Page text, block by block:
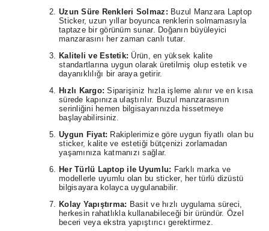
Uzun Süre Renkleri Solmaz: Buzul Manzara Laptop
Sticker, uzun yıllar boyunca renklerin solmamasıyla
taptaze bir görünüm sunar. Doğanın büyüleyici
manzarasını her zaman canlı tutar.
Kaliteli ve Estetik: Ürün, en yüksek kalite
standartlarına uygun olarak üretilmiş olup estetik ve
dayanıklılığı bir araya getirir.
Hızlı Kargo: Siparişiniz hızla işleme alınır ve en kısa
sürede kapınıza ulaştırılır. Buzul manzarasının
serinliğini hemen bilgisayarınızda hissetmeye
başlayabilirsiniz.
Uygun Fiyat: Rakiplerimize göre uygun fiyatlı olan bu
sticker, kalite ve estetiği bütçenizi zorlamadan
yaşamınıza katmanızı sağlar.
Her Türlü Laptop ile Uyumlu: Farklı marka ve
modellerle uyumlu olan bu sticker, her türlü dizüstü
bilgisayara kolayca uygulanabilir.
Kolay Yapıştırma: Basit ve hızlı uygulama süreci,
herkesin rahatlıkla kullanabileceği bir üründür. Özel
beceri veya ekstra yapıştırıcı gerektirmez.